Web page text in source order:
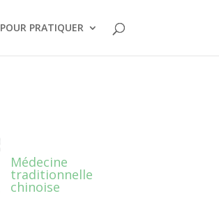
POUR PRATIQUER
Médecine
traditionnelle
chinoise